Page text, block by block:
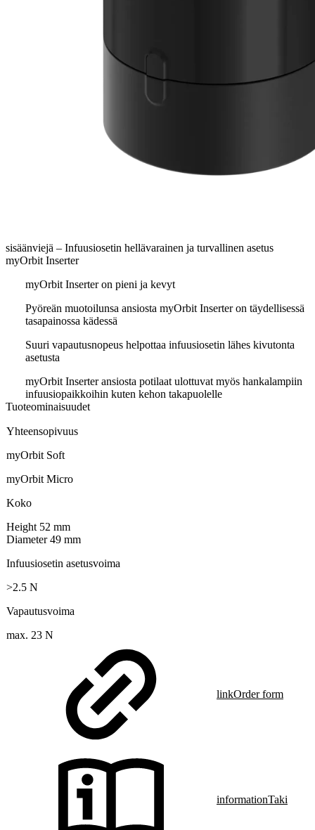
sisäänviejä – Infuusiosetin hellävarainen ja turvallinen asetus
myOrbit Inserter
myOrbit Inserter on pieni ja kevyt
Pyöreän muotoilunsa ansiosta myOrbit Inserter on täydellisessä
tasapainossa kädessä
Suuri vapautusnopeus helpottaa infuusiosetin lähes kivutonta
asetusta
myOrbit Inserter ansiosta potilaat ulottuvat myös hankalampiin
infuusiopaikkoihin kuten kehon takapuolelle
Tuoteominaisuudet
Yhteensopivuus
myOrbit Soft
myOrbit Micro
Koko
Height 52 mm
Diameter 49 mm
Infuusiosetin asetusvoima
>2.5 N
Vapautusvoima
max. 23 N
linkOrder form
informationTaki